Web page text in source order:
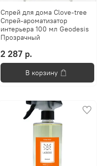
Спрей для дома Clove-tree
Спрей-ароматизатор
интерьера 100 мл Geodesis
Прозрачный
2 287 р.
В корзину